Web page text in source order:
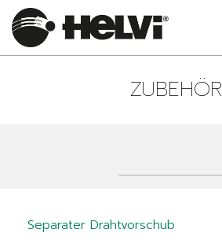
ZUBEHÖR
Separater Drahtvorschub